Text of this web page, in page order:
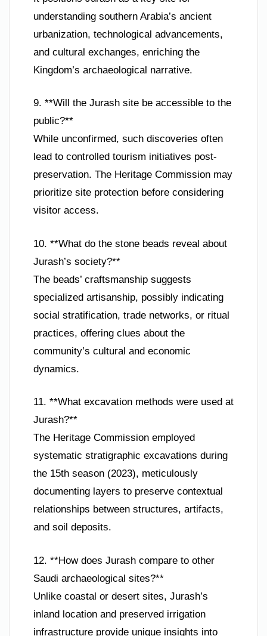
understanding southern Arabia’s ancient
urbanization, technological advancements,
and cultural exchanges, enriching the
Kingdom’s archaeological narrative.
9. **Will the Jurash site be accessible to the
public?**
While unconfirmed, such discoveries often
lead to controlled tourism initiatives post-
preservation. The Heritage Commission may
prioritize site protection before considering
visitor access.
10. **What do the stone beads reveal about
Jurash’s society?**
The beads’ craftsmanship suggests
specialized artisanship, possibly indicating
social stratification, trade networks, or ritual
practices, offering clues about the
community’s cultural and economic
dynamics.
11. **What excavation methods were used at
Jurash?**
The Heritage Commission employed
systematic stratigraphic excavations during
the 15th season (2023), meticulously
documenting layers to preserve contextual
relationships between structures, artifacts,
and soil deposits.
12. **How does Jurash compare to other
Saudi archaeological sites?**
Unlike coastal or desert sites, Jurash’s
inland location and preserved irrigation
infrastructure provide unique insights into